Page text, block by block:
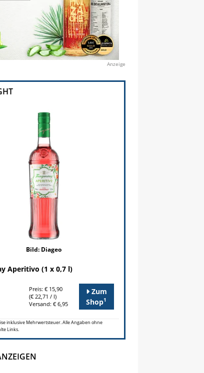
Anzeige
Bild: Diageo
Aperitivo (1 x 0,7 l)
Preis: € 15,90
(€ 22,71 / l)
Versand: € 6,95
Zum
Shop1
inklusive Mehrwertsteuer. Alle Angaben ohne
Links.